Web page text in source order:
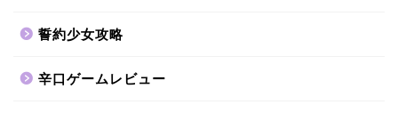
誓約少女攻略
辛口ゲームレビュー